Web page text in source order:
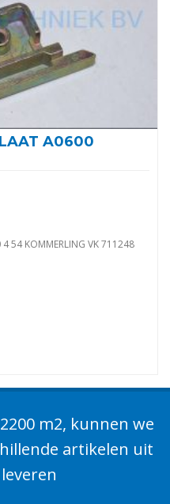
A0600
KOMMERLING VK 711248
m2, kunnen we
artikelen uit